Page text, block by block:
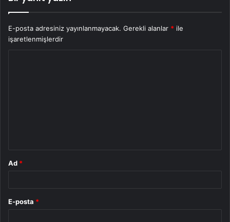
E-posta adresiniz yayınlanmayacak. Gerekli alanlar * ile
işaretlenmişlerdir
Ad *
E-posta *